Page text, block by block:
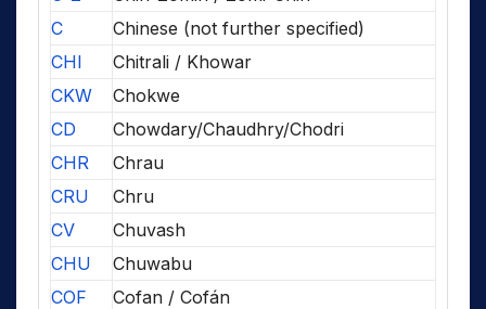
C
Chinese (not further specified)
CHI
Chitrali / Khowar
CKW
Chokwe
CD
Chowdary/Chaudhry/Chodri
CHR
Chrau
CRU
Chru
CV
Chuvash
CHU
Chuwabu
COF
Cofan / Cofán